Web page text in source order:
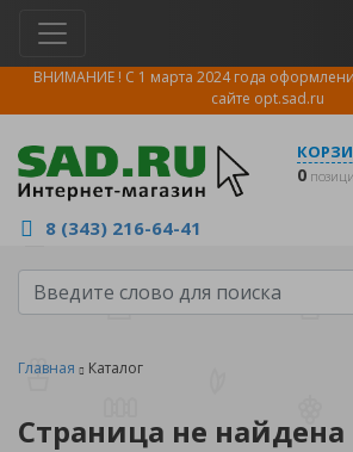
ВНИМАНИЕ ! С 1 марта 2024 года
сайте opt.sad.ru
0
8 (343) 216-64-41
Главная Каталог
Страница не найдена